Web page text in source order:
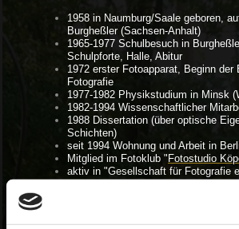
1958 in Naumburg/Saale geboren,
Burgheßler (Sachsen-Anhalt)
1965-1977 Schulbesuch in
Schulpforte, Halle, Abitur
1972 erster Fotoapparat, Beginn der
Fotografie
1977-1982 Physikstudium in Minsk
1982-1994 Wissenschaftlicher
1988 Dissertation (über optische
Schichten)
seit 1994 Wohnung und Arbeit in
Mitglied im Fotoklub "Fotostudio
aktiv in "Gesellschaft für Fotografie
1998 erste Fotoausstellung in
Einzelausstellungen in Berlin,
Nahariya (Israel)